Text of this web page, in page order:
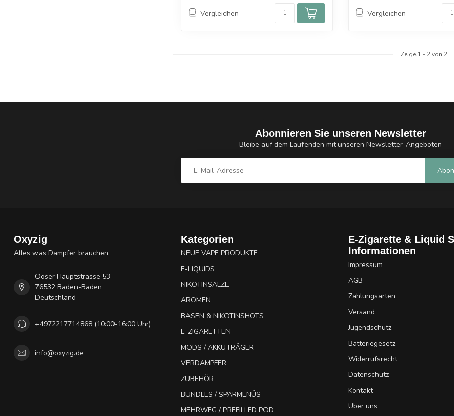
Vergleichen Vergleichen
Zeige 1 - 2von 2
Abonnieren Sie unseren Newsletter
Bleibe auf dem Laufenden mit unseren Newsletter-Angeboten
Oxyzig
Alles was Dampfer brauchen
Ooser Hauptstrasse 53
76532 Baden-Baden
Deutschland
+4972217714868 (10:00-16:00 Uhr)
info@oxyzig.de
Kategorien
NEUE VAPE PRODUKTE
E-LIQUIDS
NIKOTINSALZE
AROMEN
BASEN & NIKOTINSHOTS
E-ZIGARETTEN
MODS / AKKUTRÄGER
VERDAMPFER
ZUBEHÖR
BUNDLES / SPARMENÜS
MEHRWEG / PREFILLED POD
E-Zigarette & Liquid
Informationen
Impressum
AGB
Zahlungsarten
Versand
Jugendschutz
Batteriegesetz
Widerrufsrecht
Datenschutz
Kontakt
Über uns